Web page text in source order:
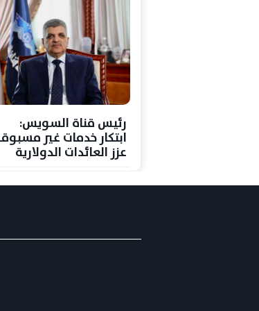
رئيس قناة السويس:
ابتكار خدمات غير
عزز العائدات الدولارية